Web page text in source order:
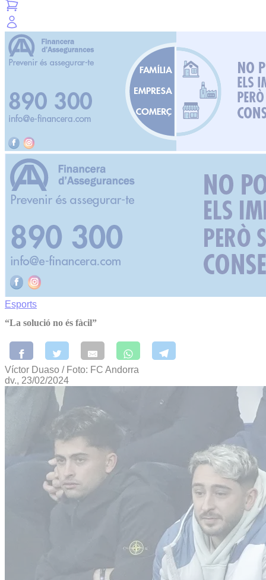
Esports
“La solució no és fàcil”
Víctor Duaso / Foto: FC Andorra
dv., 23/02/2024